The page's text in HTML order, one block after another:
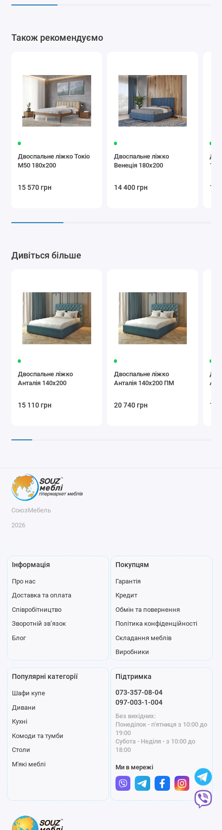
Також рекомендуємо
Двоспальне ліжко Токіо
М50 180х200
15 570 грн
Двоспальне ліжко
Венеція 180х200
14 400 грн 14
Дивіться більше
Двоспальне ліжко
Анталія 140х200
15 110 грн
Двоспальне ліжко
Анталія 140х200 ПМ
20 740 грн 15
СоюзМебель
2026
Інформація
Про нас
Доставка та оплата
Співробітництво
Зворотній зв’язок
Блог
Покупцям
Гарантія
Кредит
Обмін та повернення
Політика конфіденційності
Складання меблів
Виробники
Популярні категорії
Шафи купе
Дивани
Кухні
Комоди та тумби
Столи
М'які меблі
Підтримка
073-357-08-04
097-003-1-004
Без вихідних:
Понеділок - п'ятниця з 10:00 до
19:00
Субота - Неділя - з 10:00 до
18:00
Ми в мережі